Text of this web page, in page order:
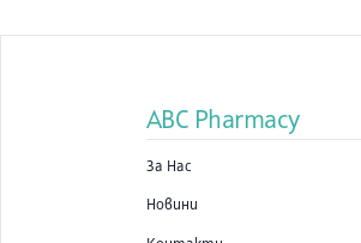
ABC Pharmacy
За Нас
Новини